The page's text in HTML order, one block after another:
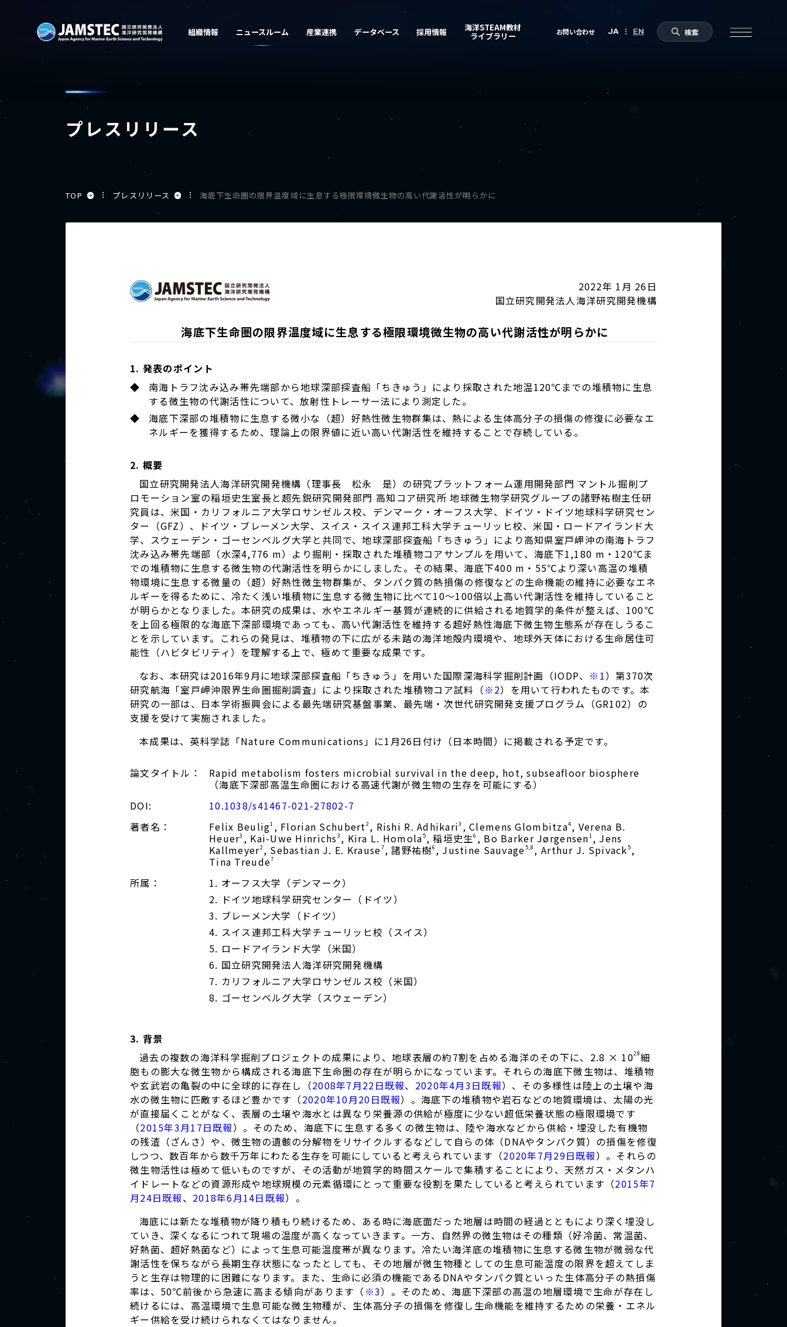
プレスリリース
TOP プレスリリース 海底下生命圏の限界温度域に生息する極限環境微生物の高い代謝活性が明らかに
2022年 1月 26日
国立研究開発法人海洋研究開発機構
海底下生命圏の限界温度域に生息する極限環境微生物の高い代謝活性が明らかに
1. 発表のポイント
◆
南海トラフ沈み込み帯先端部から地球深部探査船「ちきゅう」により採取された地温120℃までの堆積物に生息
する微生物の代謝活性について、放射性トレーサー法により測定した。
◆
海底下深部の堆積物に生息する微小な（超）好熱性微生物群集は、熱による生体高分子の損傷の修復に必要なエ
ネルギーを獲得するため、理論上の限界値に近い高い代謝活性を維持することで存続している。
2. 概要
国立研究開発法人海洋研究開発機構（理事長 松永 是）の研究プラットフォーム運用開発部門 マントル掘削プ
ロモーション室の稲垣史生室長と超先鋭研究開発部門 高知コア研究所 地球微生物学研究グループの諸野祐樹主任研
究員は、米国・カリフォルニア大学ロサンゼルス校、デンマーク・オーフス大学、ドイツ・ドイツ地球科学研究セン
ター（GFZ）、ドイツ・ブレーメン大学、スイス・スイス連邦工科大学チューリッヒ校、米国・ロードアイランド大
学、スウェーデン・ゴーセンベルグ大学と共同で、地球深部探査船「ちきゅう」により高知県室戸岬沖の南海トラフ
沈み込み帯先端部（水深4,776 m）より掘削・採取された堆積物コアサンプルを用いて、海底下1,180 m・120℃ま
での堆積物に生息する微生物の代謝活性を明らかにしました。その結果、海底下400 m・55℃より深い高温の堆積
物環境に生息する微量の（超）好熱性微生物群集が、タンパク質の熱損傷の修復などの生命機能の維持に必要なエネ
ルギーを得るために、冷たく浅い堆積物に生息する微生物に比べて10～100倍以上高い代謝活性を維持していること
が明らかとなりました。本研究の成果は、水やエネルギー基質が連続的に供給される地質学的条件が整えば、100℃
を上回る極限的な海底下深部環境であっても、高い代謝活性を維持する超好熱性海底下微生物生態系が存在しうるこ
とを示しています。これらの発見は、堆積物の下に広がる未踏の海洋地殻内環境や、地球外天体における生命居住可
能性（ハビタビリティ）を理解する上で、極めて重要な成果です。
なお、本研究は2016年9月に地球深部探査船「ちきゅう」を用いた国際深海科学掘削計画（IODP、 ※1）第370次
研究航海「室戸岬沖限界生命圏掘削調査」により採取された堆積物コア試料（※2）を用いて行われたものです。本
研究の一部は、日本学術振興会による最先端研究基盤事業、最先端・次世代研究開発支援プログラム（GR102）の
支援を受けて実施されました。
本成果は、英科学誌「Nature Communications」に1月26日付け（日本時間）に掲載される予定です。
論文タイトル：
Rapid metabolism fosters microbial survival in the deep, hot, subseafloor biosphere
（海底下深部高温生命圏における高速代謝が微生物の生存を可能にする）
DOI:
10.1038/s41467-021-27802-7
著者名：
Felix Beulig1 , Florian Schubert2, Rishi R. Adhikari3 , Clemens Glombitza4, Verena B.
Heuer3 , Kai-Uwe Hinrichs3 , Kira L. Homola5, 稲垣史生6 , Bo Barker Jørgensen1, Jens
Kallmeyer2, Sebastian J. E. Krause7, 諸野祐樹6 , Justine Sauvage5,8 , Arthur J. Spivack5,
Tina Treude7
所属：
オーフス大学（デンマーク）
ドイツ地球科学研究センター（ドイツ）
ブレーメン大学（ドイツ）
スイス連邦工科大学チューリッヒ校（スイス）
ロードアイランド大学（米国）
国立研究開発法人海洋研究開発機構
カリフォルニア大学ロサンゼルス校（米国）
ゴーセンベルグ大学（スウェーデン）
3. 背景
過去の複数の海洋科学掘削プロジェクトの成果により、地球表層の約7割を占める海洋のその下に、2.8 × 1028細
胞もの膨大な微生物から構成される海底下生命圏の存在が明らかになっています。それらの海底下微生物は、堆積物
や玄武岩の亀裂の中に全球的に存在し（2008年7月22日既報、 2020年4月3日既報）、その多様性は陸上の土壌や海
水の微生物に匹敵するほど豊かです（2020年10月20日既報）。海底下の堆積物や岩石などの地質環境は、太陽の光
が直接届くことがなく、表層の土壌や海水とは異なり栄養源の供給が極度に少ない超低栄養状態の極限環境です
（2015年3月17日既報）。そのため、海底下に生息する多くの微生物は、陸や海水などから供給・埋没した有機物
の残渣（ざんさ）や、微生物の遺骸の分解物をリサイクルするなどして自らの体（DNAやタンパク質）の損傷を修復
しつつ、数百年から数千万年にわたる生存を可能にしていると考えられています（2020年7月29日既報）。それらの
微生物活性は極めて低いものですが、その活動が地質学的時間スケールで集積することにより、天然ガス・メタンハ
イドレートなどの資源形成や地球規模の元素循環にとって重要な役割を果たしていると考えられています（2015年7
月24日既報、 2018年6月14日既報）。
海底には新たな堆積物が降り積もり続けるため、ある時に海底面だった地層は時間の経過とともにより深く埋没し
ていき、深くなるにつれて現場の温度が高くなっていきます。一方、自然界の微生物はその種類（好冷菌、常温菌、
好熱菌、超好熱菌など）によって生息可能温度帯が異なります。冷たい海洋底の堆積物に生息する微生物が微弱な代
謝活性を保ちながら長期生存状態になったとしても、その地層が微生物種としての生息可能温度の限界を超えてしま
うと生存は物理的に困難になります。また、生命に必須の機能であるDNAやタンパク質といった生体高分子の熱損傷
率は、50℃前後から急速に高まる傾向があります（ ※3）。そのため、海底下深部の高温の地層環境で生命が存在し
続けるには、高温環境で生息可能な微生物種が、生体高分子の損傷を修復し生命機能を維持するための栄養・エネル
ギー供給を受け続けられなくてはなりません。